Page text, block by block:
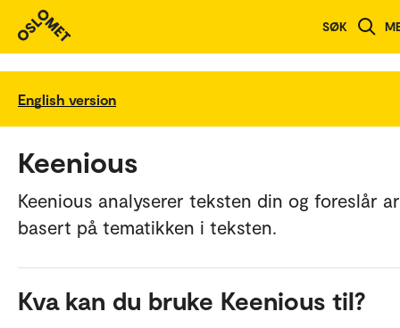
SØK
English version
Keenious
Keenious analyserer teksten din og foreslår
basert på tematikken i teksten.
Kva kan du bruke Keenious til?